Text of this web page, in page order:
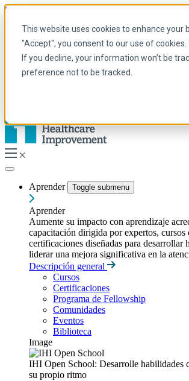
This website uses cookies to enhance your
"Accept", you consent to our use of
If you decline, your information won’t be
preference not to be tracked.
Skip to main content
Spanish
Arabic
Inglés
Francés
Aprender Toggle submenu
Aprender
Aumente su impacto con aprendizaje
capacitación dirigida por expertos, cursos
certificaciones diseñadas para desarrollar
liderar una mejora significativa en la
Descripción general
Cursos
Certificaciones
Programa de Fellowship
Comunidades
Eventos
Biblioteca
Image
IHI Open School: Desarrolle habilidades
su propio ritmo